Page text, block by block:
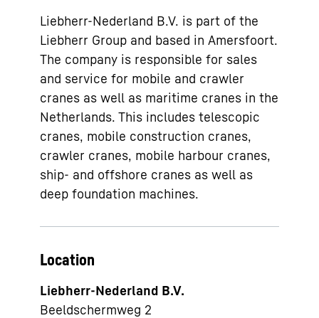
Liebherr-Nederland B.V. is part of the
Liebherr Group and based in Amersfoort.
The company is responsible for sales
and service for mobile and crawler
cranes as well as maritime cranes in the
Netherlands. This includes telescopic
cranes, mobile construction cranes,
crawler cranes, mobile harbour cranes,
ship- and offshore cranes as well as
deep foundation machines.
Location
Liebherr-Nederland B.V.
Beeldschermweg 2